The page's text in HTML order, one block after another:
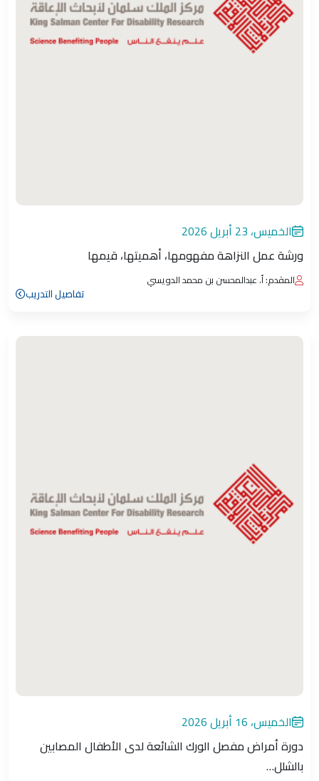
الخميس، 23 أبريل 2026
ورشة عمل النزاهة مفهومها، أهميتها، قيمها
المقدم: أ. عبدالمحسن بن محمد الدويسي
تفاصيل التدريب
الخميس، 16 أبريل 2026
دورة أمراض مفصل الورك الشائعة لدى الأطفال المصابين
بالشلل…